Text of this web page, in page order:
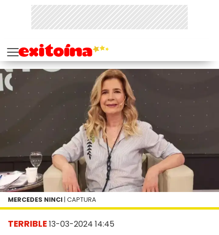
TERRIBLE13-03-2024 14:45
MERCEDES NINCI | CAPTURA